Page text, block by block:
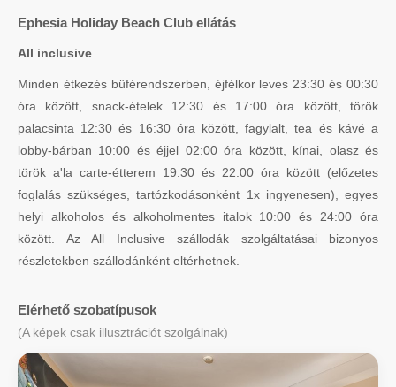
Ephesia Holiday Beach Club ellátás
All inclusive
Minden étkezés büférendszerben, éjfélkor leves 23:30 és 00:30
óra között, snack-ételek 12:30 és 17:00 óra között, török
palacsinta 12:30 és 16:30 óra között, fagylalt, tea és kávé a
lobby-bárban 10:00 és éjjel 02:00 óra között, kínai, olasz és
török a'la carte-étterem 19:30 és 22:00 óra között (előzetes
foglalás szükséges, tartózkodásonként 1x ingyenesen), egyes
helyi alkoholos és alkoholmentes italok 10:00 és 24:00 óra
között. Az All Inclusive szállodák szolgáltatásai bizonyos
részletekben szállodánként eltérhetnek.
Elérhető szobatípusok
(A képek csak illusztrációt szolgálnak)